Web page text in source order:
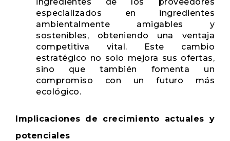
especializados en ingredientes
ambientalmente amigables y
sostenibles, obteniendo una ventaja
competitiva vital. Este cambio
estratégico no solo mejora sus ofertas,
sino que también fomenta un
compromiso con un futuro más
ecológico.
Implicaciones de crecimiento actuales y
potenciales